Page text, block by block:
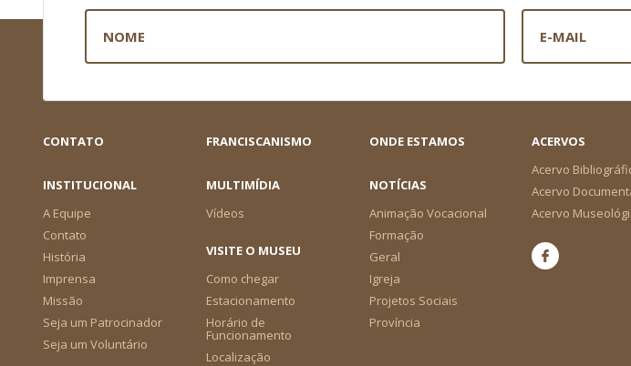
CONTATO FRANCISCANISMO ONDE ESTAMOS
ACERVOS
Acervo
Acervo
Acervo
INSTITUCIONAL
A Equipe
Contato
História
Imprensa
Missão
Seja um Patrocinador
Seja um Voluntário
MULTIMÍDIA
Vídeos
NOTÍCIAS
Animação Vocacional
Formação
Geral
Igreja
Projetos Sociais
Província
VISITE O MUSEU
Como chegar
Estacionamento
Horário de
Funcionamento
Localização